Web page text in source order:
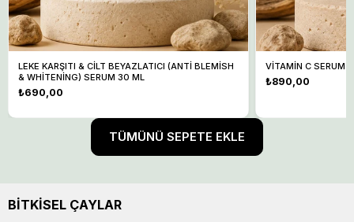
LEKE KARŞITI & CİLT BEYAZLATICI (ANTİ BLEMİSH
& WHİTENİNG) SERUM 30 ML
Normal
₺690,00
VİTAMİN C SERUM
Normal
₺890,00
TÜMÜNÜ SEPETE EKLE
BİTKİSEL ÇAYLAR